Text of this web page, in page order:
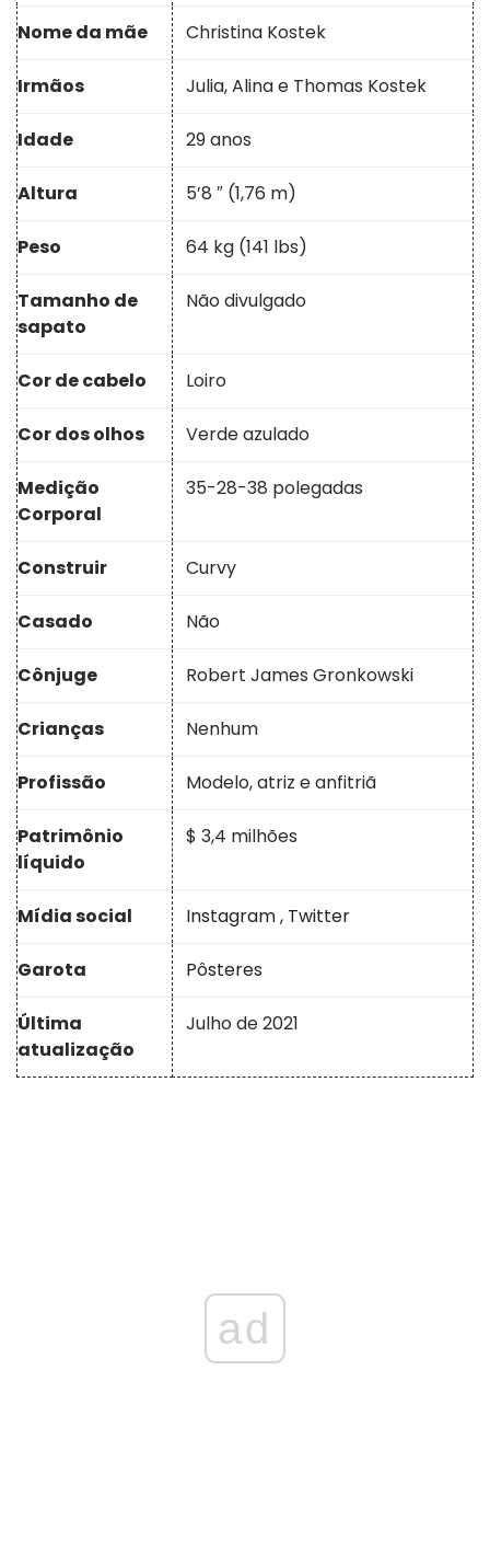
Nome da mãe Christina Kostek
Irmãos Julia, Alina e Thomas Kostek
Idade 29 anos
Altura 5’8 ″ (1,76 m)
Peso 64 kg (141 lbs)
Tamanho de
sapato
Não divulgado
Cor de cabelo Loiro
Cor dos olhos Verde azulado
Medição
Corporal
35-28-38 polegadas
Construir Curvy
Casado Não
Cônjuge Robert James Gronkowski
Crianças Nenhum
Profissão Modelo, atriz e anfitriã
Patrimônio
líquido
$ 3,4 milhões
Mídia social Instagram, Twitter
Garota Pôsteres
Última
atualização
Julho de 2021
ad